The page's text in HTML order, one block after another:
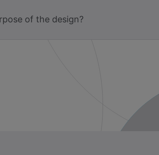
of the design?